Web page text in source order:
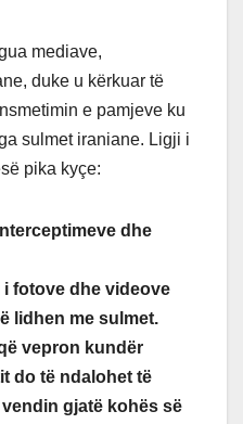
mediave,
duke u kërkuar të
e pamjeve ku
sulmet iraniane. Ligji i
pika kyçe:
dhe
fotove dhe videove
lidhen me sulmet.
vepron kundër
do të ndalohet të
gjatë kohës së